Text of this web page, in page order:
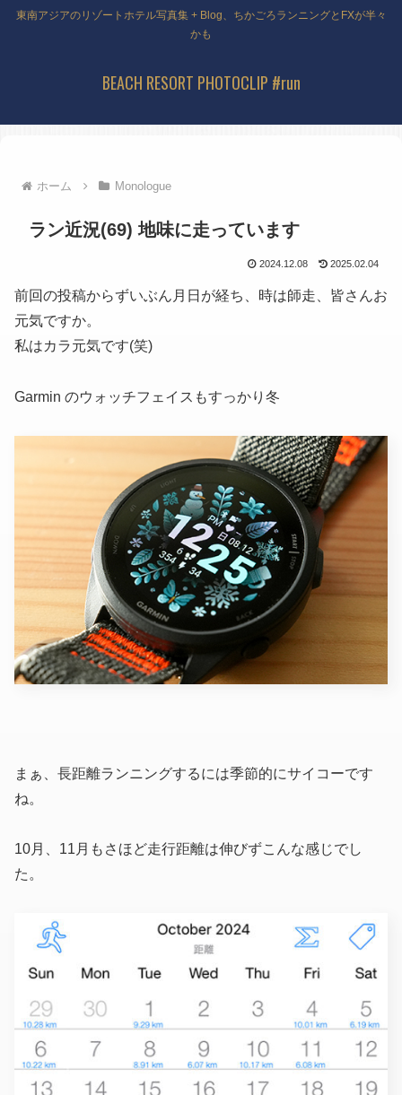
東南アジアのリゾートホテル写真集 + Blog、ちかごろランニングとFXが半々
かも
BEACH RESORT PHOTOCLIP #run
ホーム Monologue
ラン近況(69) 地味に走っています
2024.12.08 2025.02.04
前回の投稿からずいぶん月日が経ち、時は師走、皆さんお
元気ですか。
私はカラ元気です(笑)
Garmin のウォッチフェイスもすっかり冬
まぁ、長距離ランニングするには季節的にサイコーです
ね。
10月、11月もさほど走行距離は伸びずこんな感じでし
た。